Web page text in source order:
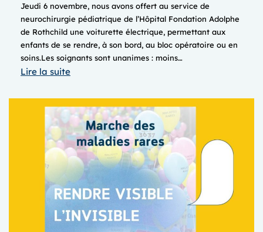
Jeudi 6 novembre, nous avons offert au service de
neurochirurgie pédiatrique de l’Hôpital Fondation Adolphe
de Rothchild une voiturette électrique, permettant aux
enfants de se rendre, à son bord, au bloc opératoire ou en
soins.Les soignants sont unanimes : moins…
Lire la suite:
d’une
VOITURETTE
électrique
d’accompagnement
au
bloc
opératoire